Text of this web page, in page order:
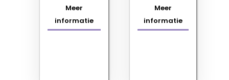
Meer
informatie
Meer
informatie